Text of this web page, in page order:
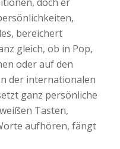
bereichert
gleich, ob in Pop,
oder auf den
der internationalen
ganz persönliche
Tasten,
aufhören, fängt